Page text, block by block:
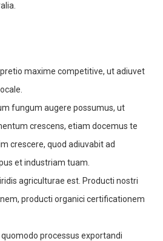
maxime competitive, ut adiuvet
fungum augere possumus, ut
crescens, etiam docemus te
crescere, quod adiuvabit ad
et industriam tuam.
agriculturae est. Producti nostri
producti organici certificationem
processus exportandi